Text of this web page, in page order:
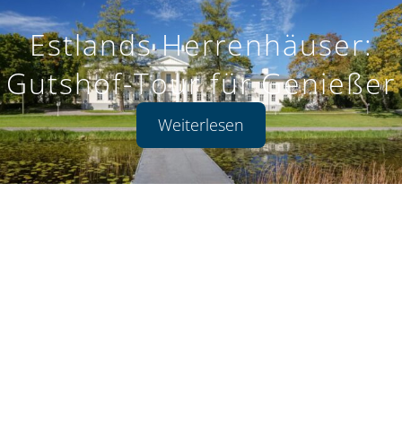
Estlands Herrenhäuser:
Gutshof-Tour für Genießer
Weiterlesen